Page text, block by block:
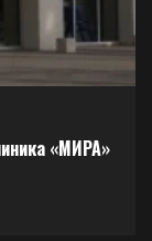
«МИРА»